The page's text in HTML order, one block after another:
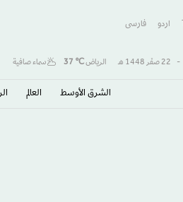
اردو فارسى
- 22 صفَر 1448 هـ الرياض℃
37 سماء صافية
الشرق الأوسط​ العالم